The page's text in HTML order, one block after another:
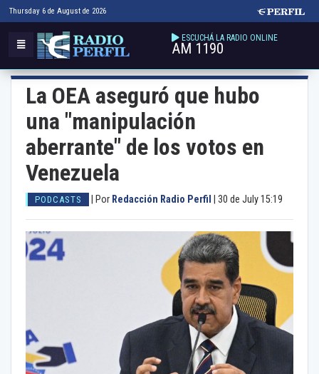
Thursday 6 de August de 2026
ESCUCHÁ LA RADIO ONLINE
AM 1190
La OEA aseguró que hubo
una "manipulación
aberrante" de los votos en
Venezuela
PODCASTS Por Redacción Radio Perfil 30 de July 15:19